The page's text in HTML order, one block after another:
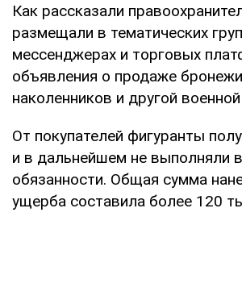
Как рассказали
размещали в тематических
мессенджерах и торговых
объявления о продаже
наколенников и другой
От покупателей фигуранты
и в дальнейшем не выполняли
обязанности. Общая сумма
ущерба составила более 120